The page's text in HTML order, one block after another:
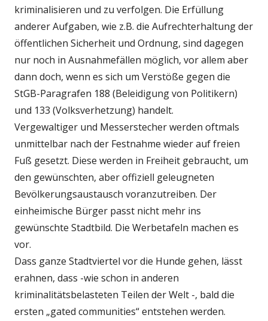
kriminalisieren und zu verfolgen. Die Erfüllung
anderer Aufgaben, wie z.B. die Aufrechterhaltung der
öffentlichen Sicherheit und Ordnung, sind dagegen
nur noch in Ausnahmefällen möglich, vor allem aber
dann doch, wenn es sich um Verstöße gegen die
StGB-Paragrafen 188 (Beleidigung von Politikern)
und 133 (Volksverhetzung) handelt.
Vergewaltiger und Messerstecher werden oftmals
unmittelbar nach der Festnahme wieder auf freien
Fuß gesetzt. Diese werden in Freiheit gebraucht, um
den gewünschten, aber offiziell geleugneten
Bevölkerungsaustausch voranzutreiben. Der
einheimische Bürger passt nicht mehr ins
gewünschte Stadtbild. Die Werbetafeln machen es
vor.
Dass ganze Stadtviertel vor die Hunde gehen, lässt
erahnen, dass -wie schon in anderen
kriminalitätsbelasteten Teilen der Welt -, bald die
ersten „gated communities“ entstehen werden.